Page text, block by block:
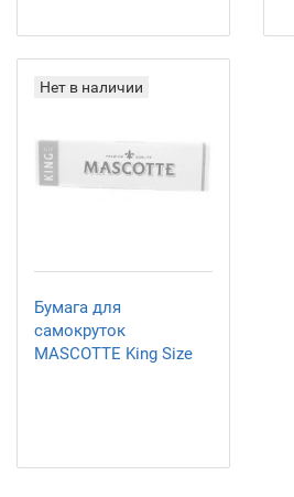
Нет в наличии
Бумага для
самокруток
MASCOTTE King Size